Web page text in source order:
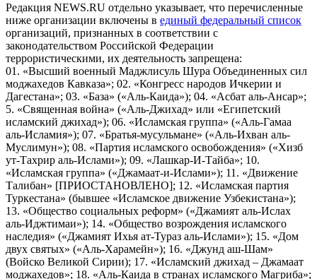
Редакция NEWS.RU отдельно указывает, что перечисленные
ниже организации включены в единый федеральный список
организаций, признанных в соответствии с
законодательством Российской Федерации
террористическими, их деятельность запрещена:
01. «Высший военный Маджлисуль Шура Объединенных сил
моджахедов Кавказа»; 02. «Конгресс народов Ичкерии и
Дагестана»; 03. «База» («Аль-Каида»); 04. «Асбат аль-Ансар»;
5. «Священная война» («Аль-Джихад» или «Египетский
исламский джихад»); 06. «Исламская группа» («Аль-Гамаа
аль-Исламия»); 07. «Братья-мусульмане» («Аль-Ихван аль-
Муслимун»); 08. «Партия исламского освобождения» («Хизб
ут-Тахрир аль-Ислами»); 09. «Лашкар-И-Тайба»; 10.
«Исламская группа» («Джамаат-и-Ислами»); 11. «Движение
Талибан» [ПРИОСТАНОВЛЕНО]; 12. «Исламская партия
Туркестана» (бывшее «Исламское движение Узбекистана»);
13. «Общество социальных реформ» («Джамият аль-Ислах
аль-Иджтимаи»); 14. «Общество возрождения исламского
наследия» («Джамият Ихья ат-Тураз аль-Ислами»); 15. «Дом
двух святых» («Аль-Харамейн»); 16. «Джунд аш-Шам»
(Войско Великой Сирии); 17. «Исламский джихад – Джамаат
моджахедов»; 18. «Аль-Каида в странах исламского Магриба»;